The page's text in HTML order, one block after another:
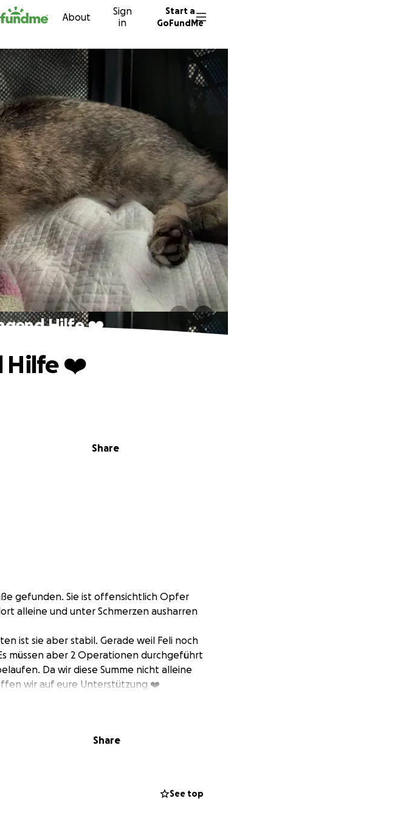
About
Sign
in
Start a
GoFundMe
Hilfe ❤️
Share
Hilfe ❤️
gefunden. Sie ist offensichtlich Opfer
alleine und unter Schmerzen ausharren
ist sie aber stabil. Gerade weil Feli noch
müssen aber 2 Operationen durchgeführt
Da wir diese Summe nicht alleine
wir auf eure Unterstützung ❤️
Share
See top